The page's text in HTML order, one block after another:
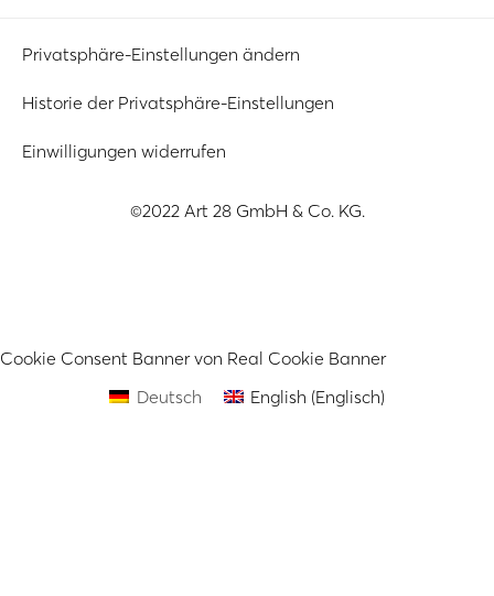
Privatsphäre-Einstellungen ändern
Historie der Privatsphäre-Einstellungen
Einwilligungen widerrufen
©2022 Art 28 GmbH & Co. KG.
Cookie Consent Banner von Real Cookie Banner
Deutsch
English (Englisch)